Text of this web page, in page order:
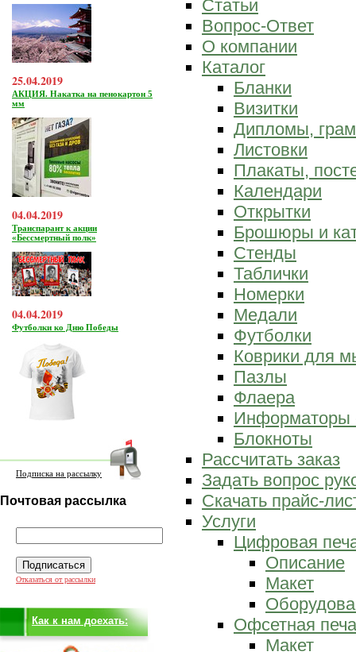
25.04.2019
АКЦИЯ. Накатка на пенокартон 5
мм
04.04.2019
Транспарант к акции
«Бессмертный полк»
04.04.2019
Футболки ко Дню Победы
Подписка на рассылку
Почтовая рассылка
Отказаться от рассылки
Как к нам доехать:
Статьи
Вопрос-Ответ
О компании
Каталог
Бланки
Визитки
Дипломы,
Листовки
Плакаты,
Календари
Открытки
Брошюры и
Стенды
Таблички
Номерки
Медали
Футболки
Коврики для
Пазлы
Флаера
Информаторы
Блокноты
Рассчитать заказ
Задать вопрос
Скачать прайс-
Услуги
Цифровая
Описание
Макет
Офсетная
Макет